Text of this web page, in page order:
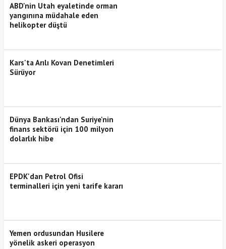
ABD'nin Utah eyaletinde orman
yangınına müdahale eden
helikopter düştü
Kars'ta Arılı Kovan Denetimleri
Sürüyor
Dünya Bankası'ndan Suriye'nin
finans sektörü için 100 milyon
dolarlık hibe
EPDK'dan Petrol Ofisi
terminalleri için yeni tarife kararı
Yemen ordusundan Husilere
yönelik askeri operasyon